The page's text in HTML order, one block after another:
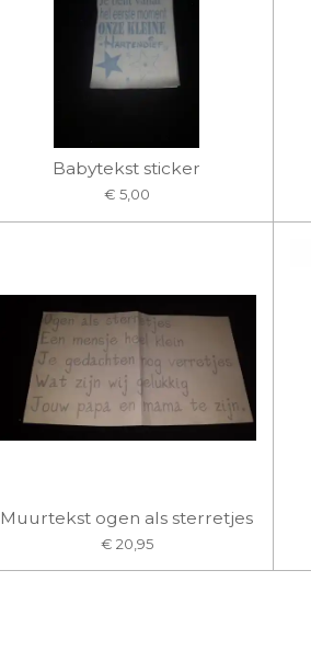
Babytekst sticker
€ 5,00
Muurtekst ogen als sterretjes
€ 20,95